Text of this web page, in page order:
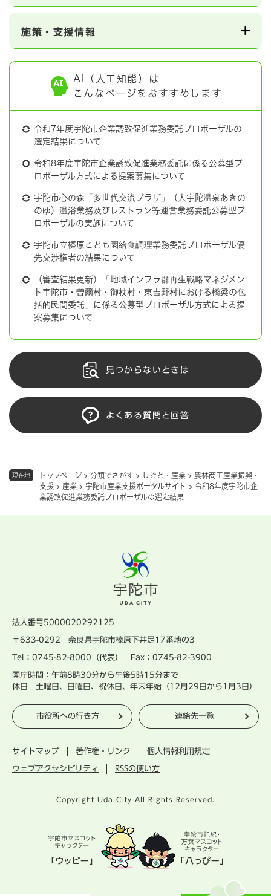
現在地 トップページ > 分類でさがす > しごと・産業 > 農林商工産業振興・
支援 > 産業 > 宇陀市産業支援ポータルサイト > 令和8年度宇陀市企
業誘致促進業務委託プロポーザルの選定結果
施策・支援情報
AI（人工知能）は
こんなページをおすすめします
令和7年度宇陀市企業誘致促進業務委託プロポーザルの
選定結果について
令和8年度宇陀市企業誘致促進業務委託に係る公募型プ
ロポーザル方式による提案募集について
宇陀市心の森「多世代交流プラザ」（大宇陀温泉あきの
のゆ）温浴業務及びレストラン等運営業務委託公募型プ
ロポーザルの実施について
宇陀市立榛原こども園給食調理業務委託プロポーザル優
先交渉権者の結果について
（審査結果更新）「地域インフラ群再生戦略マネジメン
ト宇陀市・曽爾村・御杖村・東吉野村における橋梁の包
括的民間委託」に係る公募型プロポーザル方式による提
案募集について
見つからないときは
よくある質問と回答
法人番号5000020292125
〒633-0292 奈良県宇陀市榛原下井足17番地の3
Tel：0745-82-8000（代表） Fax：0745-82-3900
開庁時間：午前8時30分から午後5時15分まで
休日 土曜日、日曜日、祝休日、年末年始（12月29日から1月3日）
市役所への行き方 連絡先一覧
サイトマップ 著作権・リンク 個人情報利用規定
ウェブアクセシビリティ RSSの使い方
Copyright Uda City All Rights Reserved.